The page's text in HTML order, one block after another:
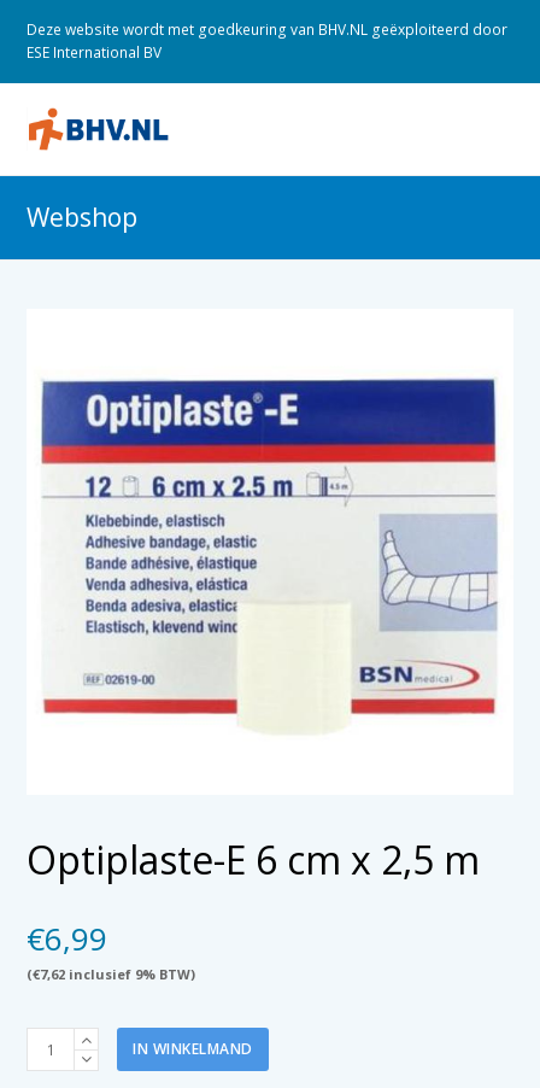
Deze website wordt met goedkeuring van BHV.NL geëxploiteerd door
ESE International BV
Webshop
Optiplaste-E 6 cm x 2,5 m
€6,99
(€7,62 inclusief 9% BTW)
Optiplaste-
E
IN WINKELMAND